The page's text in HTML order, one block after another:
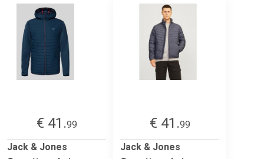
€ 41.99
Jack & Jones
€ 41.99
Jack & Jones